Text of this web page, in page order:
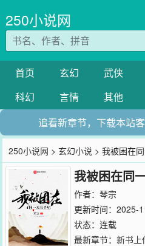
250小说网
首页 玄幻 武侠
科幻
言情 其他
追看新章节，下载本站
250小说网 >玄幻小说 > 我被困在
我被困在同
作者： 琴宗
更新时间：2025-
状态：连载
最新章节： 新书上